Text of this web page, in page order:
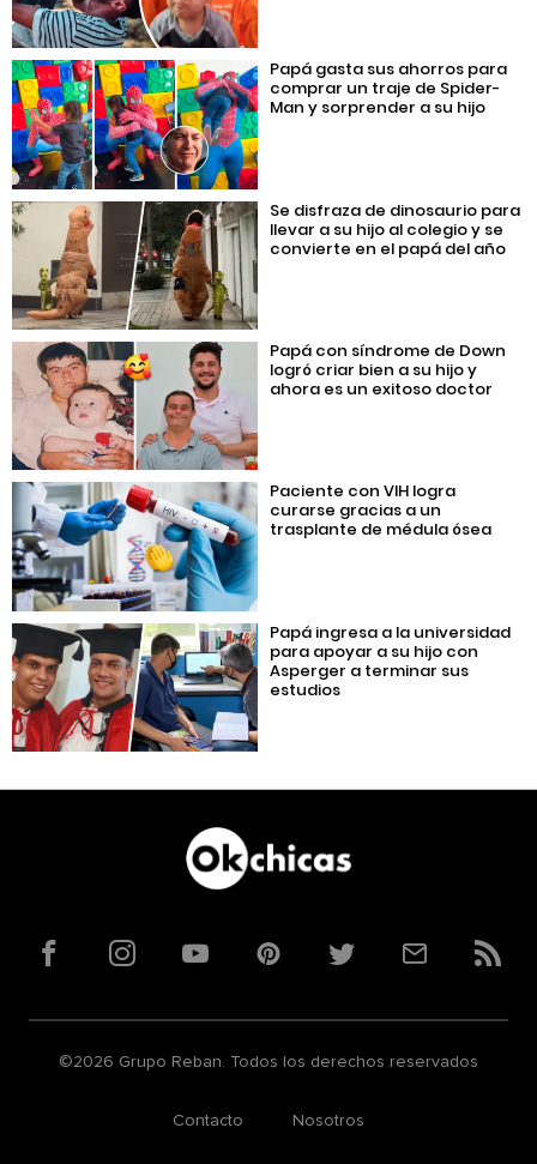
Papá gasta sus ahorros para
comprar un traje de Spider-
Man y sorprender a su hijo
Se disfraza de dinosaurio para
llevar a su hijo al colegio y se
convierte en el papá del año
Papá con síndrome de Down
logró criar bien a su hijo y
ahora es un exitoso doctor
Paciente con VIH logra
curarse gracias a un
trasplante de médula ósea
Papá ingresa a la universidad
para apoyar a su hijo con
Asperger a terminar sus
estudios
FacebookInstagramYouTubePinterestTwitterCorreoRSS
©2026 Grupo Reban. Todos los derechos reservados
Contacto Nosotros